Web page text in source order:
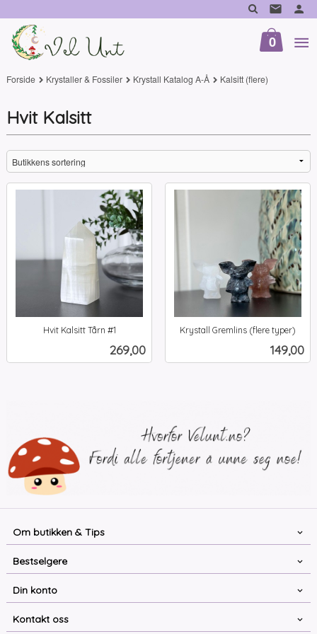
til
innholdet
0
Forside Krystaller & Fossiler Krystall Katalog A-Å Kalsitt (flere)
Hvit Kalsitt
Hvit Kalsitt Tårn #1
Pris
269,00
Krystall Gremlins (flere typer)
Pris
149,00
Om butikken & Tips
Bestselgere
Din konto
Kontakt oss